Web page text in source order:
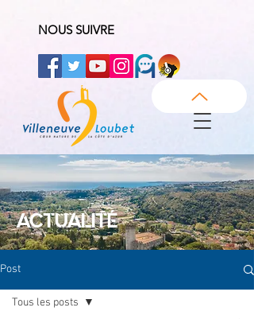
NOUS SUIVRE
ACTUALITÉ
Post
Tous les posts